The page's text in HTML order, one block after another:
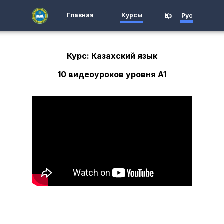
Главная Курсы Қаз Рус
Курс: Казахский язык
10 видеоуроков уровня A1